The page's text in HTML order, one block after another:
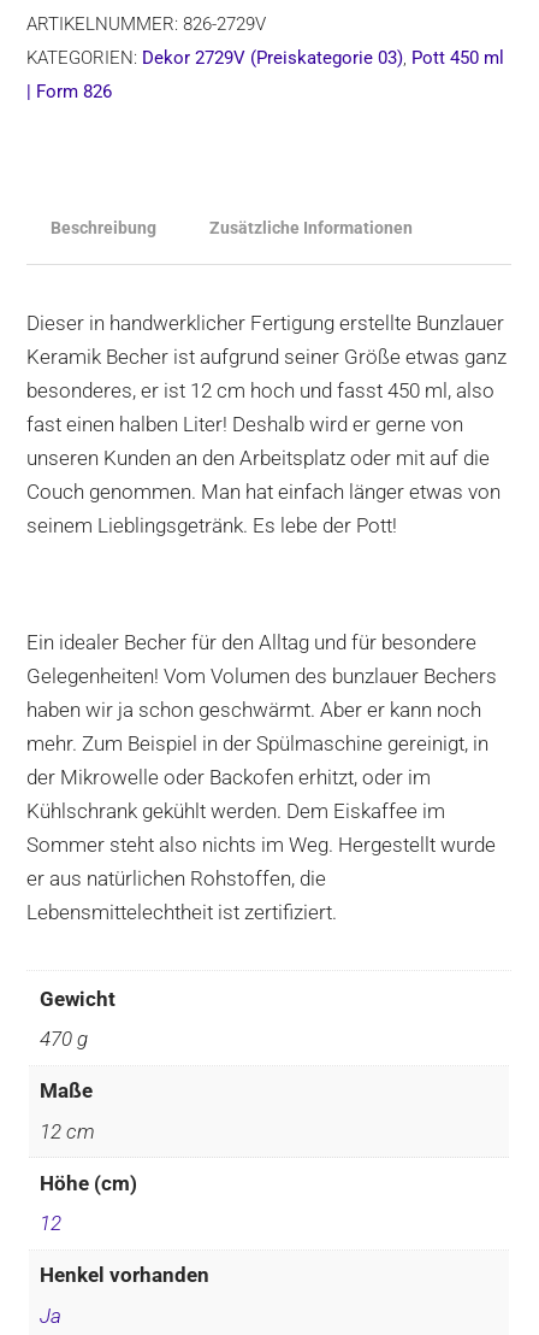
hoch,
Form
ARTIKELNUMMER:826-2729V
KATEGORIEN: Dekor 2729V (Preiskategorie 03), Pott 450 ml
| Form 826
Beschreibung Zusätzliche Informationen
Dieser in handwerklicher Fertigung erstellte Bunzlauer
Keramik Becher ist aufgrund seiner Größe etwas ganz
besonderes, er ist 12 cm hoch und fasst 450 ml, also
fast einen halben Liter! Deshalb wird er gerne von
unseren Kunden an den Arbeitsplatz oder mit auf die
Couch genommen. Man hat einfach länger etwas von
seinem Lieblingsgetränk. Es lebe der Pott!
Ein idealer Becher für den Alltag und für besondere
Gelegenheiten! Vom Volumen des bunzlauer Bechers
haben wir ja schon geschwärmt. Aber er kann noch
mehr. Zum Beispiel in der Spülmaschine gereinigt, in
der Mikrowelle oder Backofen erhitzt, oder im
Kühlschrank gekühlt werden. Dem Eiskaffee im
Sommer steht also nichts im Weg. Hergestellt wurde
er aus natürlichen Rohstoffen, die
Lebensmittelechtheit ist zertifiziert.
Gewicht
470 g
Maße
12 cm
Höhe (cm)
12
Henkel vorhanden
Ja